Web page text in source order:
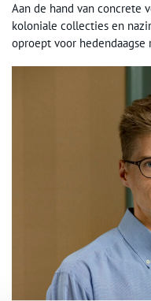
Aan de hand van concrete
koloniale collecties en
oproept voor hedendaagse